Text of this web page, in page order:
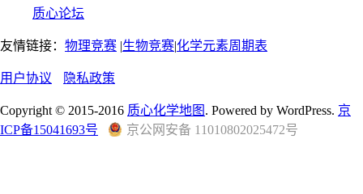
质心论坛
友情链接： 物理竞赛 |生物竞赛|化学元素周期表
用户协议 隐私政策
Copyright © 2015-2016 质心化学地图 . Powered by WordPress. 京
ICP备15041693号
京公网安备 11010802025472号